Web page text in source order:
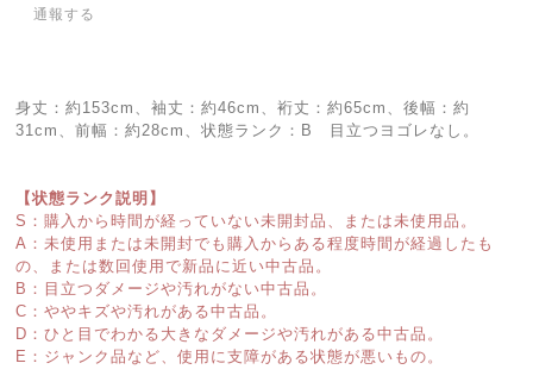
通報する
身丈：約153cm、袖丈：約46cm、裄丈：約65cm、後幅：約
31cm、前幅：約28cm、状態ランク：B 目立つヨゴレなし。
【状態ランク説明】
S：購入から時間が経っていない未開封品、または未使用品。
A：未使用または未開封でも購入からある程度時間が経過したも
の、または数回使用で新品に近い中古品。
B：目立つダメージや汚れがない中古品。
C：ややキズや汚れがある中古品。
D：ひと目でわかる大きなダメージや汚れがある中古品。
E：ジャンク品など、使用に支障がある状態が悪いもの。